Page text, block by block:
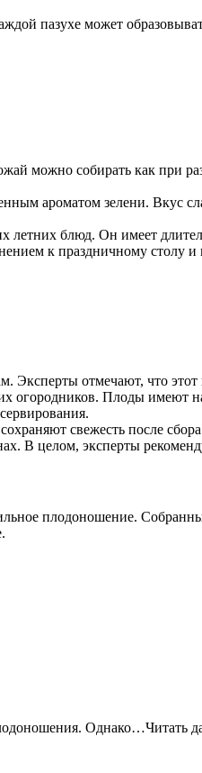
пазухе может
можно собирать как при
ароматом зелени. Вкус
летних блюд. Он имеет
к праздничному столу
Эксперты отмечают, что
огородников. Плоды имеют
свежесть после
В целом, эксперты
плодоношение.
Однако…Читать